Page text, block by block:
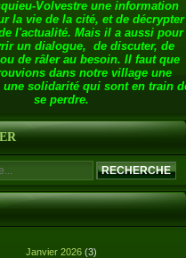
Volvestre une information
la vie de la cité, et de décrypter
l'actualité. Mais il a aussi pour
un dialogue, de discuter, de
de râler au besoin. Il faut que
dans notre village une
solidarité qui sont en train de
se perdre.
Janvier 2026 (3)